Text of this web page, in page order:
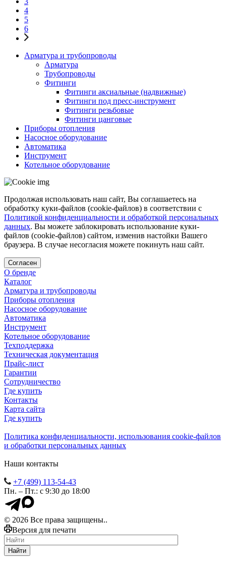
4
5
6
Арматура и трубопроводы
Арматура
Трубопроводы
Фитинги
Фитинги аксиальные (надвижные)
Фитинги под пресс-инструмент
Фитинги резьбовые
Фитинги цанговые
Приборы отопления
Насосное оборудование
Автоматика
Инструмент
Котельное оборудование
Продолжая использовать наш сайт, Вы соглашаетесь на
обработку куки-файлов (cookie-файлов) в соответствии с
Политикой конфиденциальности и обработкой персональных
данных. Вы можете заблокировать использование куки-
файлов (cookie-файлов) сайтом, изменив настойки Вашего
браузера. В случае несогласия можете покинуть наш сайт.
Согласен
О бренде
Каталог
Арматура и трубопроводы
Приборы отопления
Насосное оборудование
Автоматика
Инструмент
Котельное оборудование
Техподдержка
Техническая документация
Прайс-лист
Гарантии
Сотрудничество
Где купить
Контакты
Карта сайта
Где купить
Политика конфиденциальности, использования сookie-файлов
и обработки персональных данных
Наши контакты
+7 (499) 113-54-43
Пн. – Пт.: с 9:30 до 18:00
© 2026 Все права защищены..
Версия для печати
Найти